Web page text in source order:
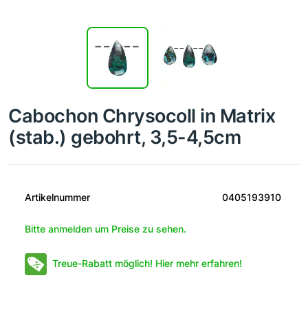
Cabochon Chrysocoll in Matrix
(stab.) gebohrt, 3,5-4,5cm
Artikelnummer 0405193910
Bitte anmelden um Preise zu sehen.
Treue-Rabatt möglich! Hier mehr erfahren!